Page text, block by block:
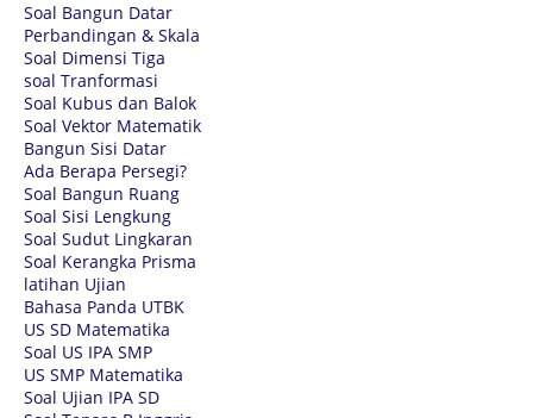
Soal Bangun Datar
Perbandingan & Skala
Soal Dimensi Tiga
soal Tranformasi
Soal Kubus dan Balok
Soal Vektor Matematik
Bangun Sisi Datar
Ada Berapa Persegi?
Soal Bangun Ruang
Soal Sisi Lengkung
Soal Sudut Lingkaran
Soal Kerangka Prisma
latihan Ujian
Bahasa Panda UTBK
US SD Matematika
Soal US IPA SMP
US SMP Matematika
Soal Ujian IPA SD